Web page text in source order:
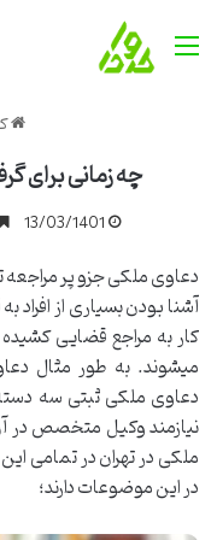
منو
چه زمانی برای
13/03/1401
دعاوی ملکی جزو پر مراجعه
آشنا بودن بسیاری از
کار به مراجع قضایی
میشوند. به طور مثال
دعاوی ملکی ثبتی سه
نیازمند وکیل متخصص در
ملکی در تهران در تمامی
در این موضوعات دارند؛